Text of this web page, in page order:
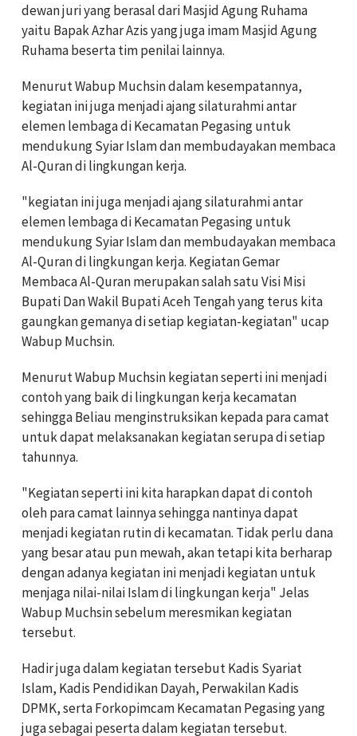
dewan juri yang berasal dari Masjid Agung Ruhama
yaitu Bapak Azhar Azis yang juga imam Masjid Agung
Ruhama beserta tim penilai lainnya.
Menurut Wabup Muchsin dalam kesempatannya,
kegiatan ini juga menjadi ajang silaturahmi antar
elemen lembaga di Kecamatan Pegasing untuk
mendukung Syiar Islam dan membudayakan membaca
Al-Quran di lingkungan kerja.
"kegiatan ini juga menjadi ajang silaturahmi antar
elemen lembaga di Kecamatan Pegasing untuk
mendukung Syiar Islam dan membudayakan membaca
Al-Quran di lingkungan kerja. Kegiatan Gemar
Membaca Al-Quran merupakan salah satu Visi Misi
Bupati Dan Wakil Bupati Aceh Tengah yang terus kita
gaungkan gemanya di setiap kegiatan-kegiatan" ucap
Wabup Muchsin.
Menurut Wabup Muchsin kegiatan seperti ini menjadi
contoh yang baik di lingkungan kerja kecamatan
sehingga Beliau menginstruksikan kepada para camat
untuk dapat melaksanakan kegiatan serupa di setiap
tahunnya.
"Kegiatan seperti ini kita harapkan dapat di contoh
oleh para camat lainnya sehingga nantinya dapat
menjadi kegiatan rutin di kecamatan. Tidak perlu dana
yang besar atau pun mewah, akan tetapi kita berharap
dengan adanya kegiatan ini menjadi kegiatan untuk
menjaga nilai-nilai Islam di lingkungan kerja" Jelas
Wabup Muchsin sebelum meresmikan kegiatan
tersebut.
Hadir juga dalam kegiatan tersebut Kadis Syariat
Islam, Kadis Pendidikan Dayah, Perwakilan Kadis
DPMK, serta Forkopimcam Kecamatan Pegasing yang
juga sebagai peserta dalam kegiatan tersebut.